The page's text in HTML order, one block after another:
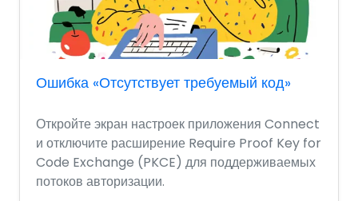
Ошибка «Отсутствует требуемый код»
Откройте экран настроек приложения Connect
и отключите расширение Require Proof Key for
Code Exchange (PKCE) для поддерживаемых
потоков авторизации.